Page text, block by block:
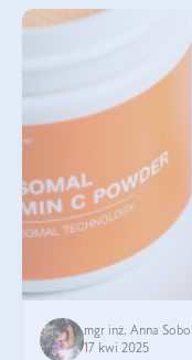
mgr inż. Anna Sobol
17 kwi 2025